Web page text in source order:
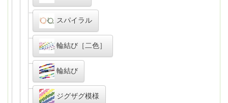
スパイラル
輪結び［二色］
輪結び
ジグザグ模様